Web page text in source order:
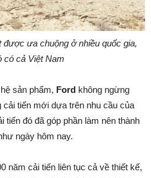
được ưa chuộng ở nhiều quốc gia,
có cả Việt Nam
sản phẩm, Ford không ngừng
tiến mới dựa trên nhu cầu của
tiến đó đã góp phần làm nên thành
ngày hôm nay.
năm cải tiến liên tục cả về thiết kế,